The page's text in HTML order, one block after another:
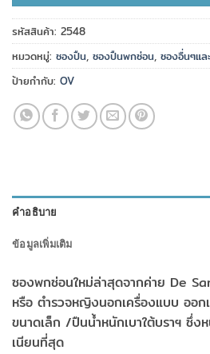
รหัสสินค้า: 2548
หมวดหมู่: ซองปืน, ซองปืนพกซ่อน, ซองอื่นๆแ
ป้ายกำกับ: OV
คำอธิบาย
ข้อมูลเพิ่มเติม
ซองพกซ่อนใหม่ล่าสุดจากค่าย De
หรือ ตำรวจหญิงนอกเครื่องแบบ ออ
ขนาดเล็ก /ปืนน้ำหนักเบาใต้บราฯ ซึ่
เนียนที่สุด